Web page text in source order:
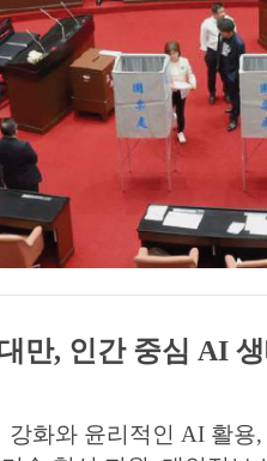
만, 인간 중심 AI
화와 윤리적인 AI 활용